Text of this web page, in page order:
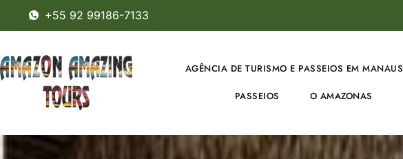
+55 92 99186-7133
AGÊNCIA DE TURISMO E PASSEIOS EM MANAUS
PASSEIOS O AMAZONAS